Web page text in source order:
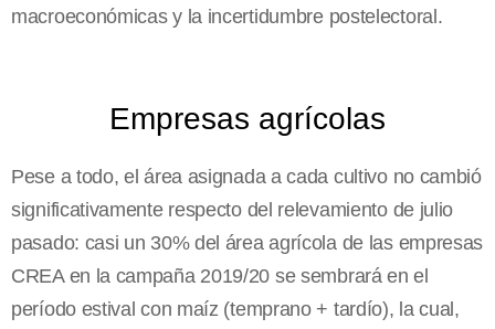
macroeconómicas y la incertidumbre postelectoral.
Empresas agrícolas
Pese a todo, el área asignada a cada cultivo no cambió
significativamente respecto del relevamiento de julio
pasado: casi un 30% del área agrícola de las empresas
CREA en la campaña 2019/20 se sembrará en el
período estival con maíz (temprano + tardío), la cual,